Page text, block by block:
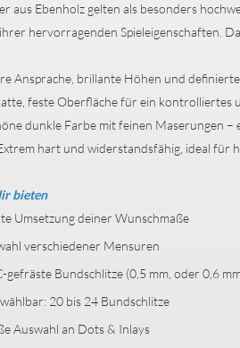
aus Ebenholz gelten als besonders
hervorragenden Spieleigenschaften.
Ansprache, brillante Höhen und definierte
feste Oberfläche für ein kontrolliertes
dunkle Farbe mit feinen Maserungen –
hart und widerstandsfähig, ideal für
bieten
Umsetzung deiner Wunschmaße
verschiedener Mensuren
gefräste Bundschlitze (0,5 mm, oder 0,6
20 bis 24 Bundschlitze
Auswahl an Dots & Inlays